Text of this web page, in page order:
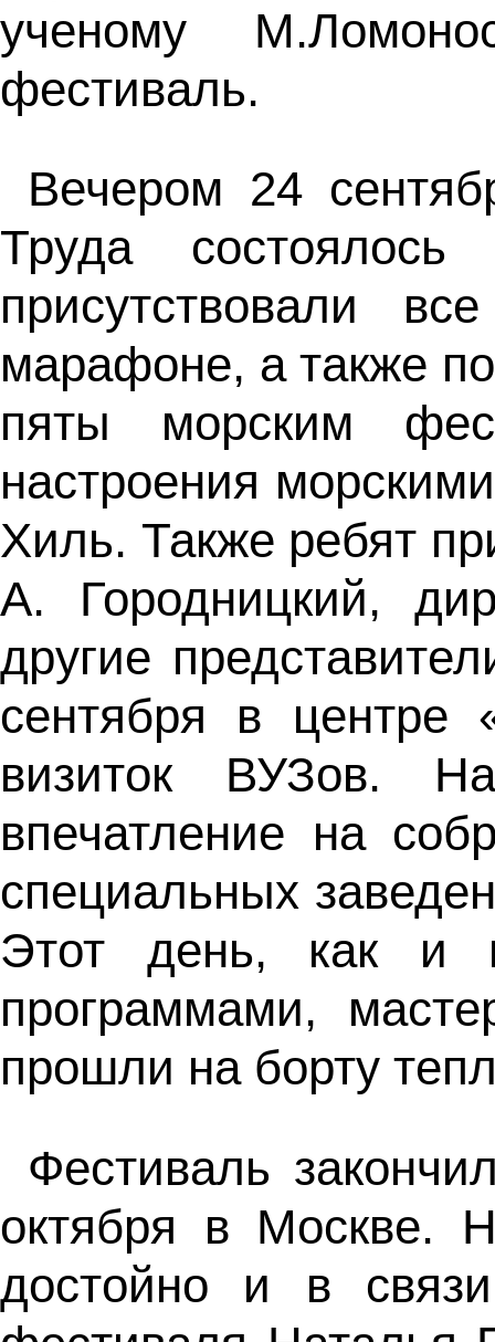
ученому
фестиваль.
Вечером 24
Труда
присутствовали
марафоне, а также
пяты морским
настроения
Хиль. Также ребят
А. Городницкий,
другие
сентября в центре
визиток ВУЗов.
впечатление на
специальных
Этот день, как и
программами,
прошли на борту
Фестиваль
октября в Москве.
достойно и в